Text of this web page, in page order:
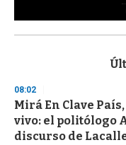
s
d
s
o
f
3
08:02
Mirá En Clave
vivo: el politólogo
discurso de